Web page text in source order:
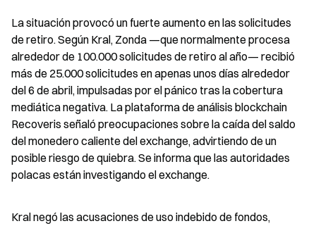
La situación provocó un fuerte aumento en las solicitudes
de retiro. Según Kral, Zonda —que normalmente procesa
alrededor de 100.000 solicitudes de retiro al año— recibió
más de 25.000 solicitudes en apenas unos días alrededor
del 6 de abril, impulsadas por el pánico tras la cobertura
mediática negativa. La plataforma de análisis blockchain
Recoveris señaló preocupaciones sobre la caída del saldo
del monedero caliente del exchange, advirtiendo de un
posible riesgo de quiebra. Se informa que las autoridades
polacas están investigando el exchange.
Kral negó las acusaciones de uso indebido de fondos,